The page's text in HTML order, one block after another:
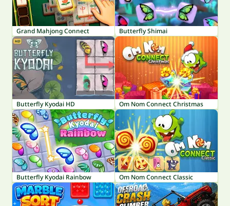
Grand Mahjong Connect Butterfly Shimai
Butterfly Kyodai HD Om Nom Connect Christmas
Butterfly Kyodai Rainbow Om Nom Connect Classic